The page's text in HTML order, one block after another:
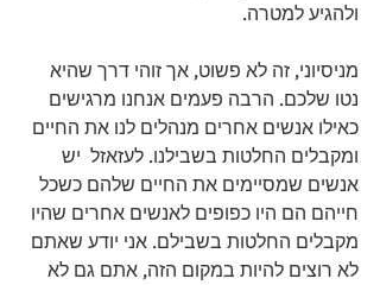
ולהגיע למטרה.
מניסיוני, זה לא פשוט, אך זוהי דרך שהיא
נטו שלכם. הרבה פעמים אנחנו מרגישים
כאילו אנשים אחרים מנהלים לנו את החיים
ומקבלים החלטות בשבילנו. לעזאזל  יש
אנשים שמסיימים את החיים שלהם כשכל
חייהם הם היו כפופים לאנשים אחרים שהיו
מקבלים החלטות בשבילם. אני יודע שאתם
לא רוצים להיות במקום הזה, אתם גם לא